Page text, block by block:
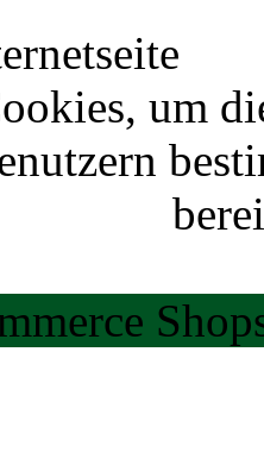
um